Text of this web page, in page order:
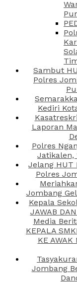
Sambut
Polres
Kediri
Laporan
Polres
Jatikalen,
Jelang HUT
Polres
Jombang
Kepala
JAWAB
Media
KEPALA
KE AWAK
Jombang